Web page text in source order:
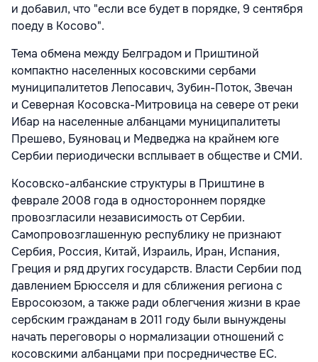
и добавил, что "если все будет в порядке, 9 сентября
поеду в Косово".
Тема обмена между Белградом и Приштиной
компактно населенных косовскими сербами
муниципалитетов Лепосавич, Зубин-Поток, Звечан
и Северная Косовска-Митровица на севере от реки
Ибар на населенные албанцами муниципалитеты
Прешево, Буяновац и Медведжа на крайнем юге
Сербии периодически всплывает в обществе и СМИ.
Косовско-албанские структуры в Приштине в
феврале 2008 года в одностороннем порядке
провозгласили независимость от Сербии.
Самопровозглашенную республику не признают
Сербия, Россия, Китай, Израиль, Иран, Испания,
Греция и ряд других государств. Власти Сербии под
давлением Брюсселя и для сближения региона с
Евросоюзом, а также ради облегчения жизни в крае
сербским гражданам в 2011 году были вынуждены
начать переговоры о нормализации отношений с
косовскими албанцами при посредничестве ЕС.